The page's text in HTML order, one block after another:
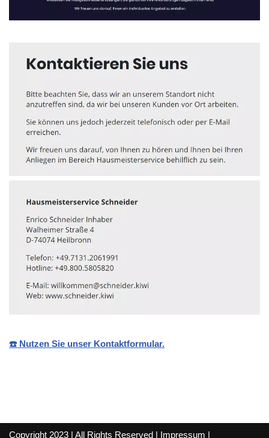
☎️ Nutzen Sie unser Kontaktformular.
Copyright 2023 | All Rights Reserved | Impressum |